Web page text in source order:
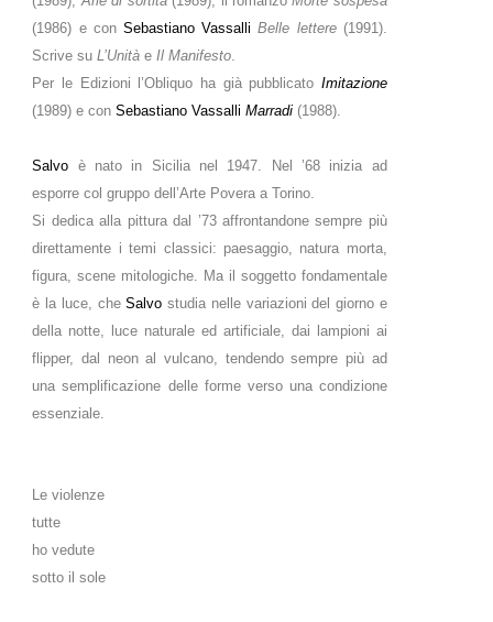
(1986) e con Sebastiano Vassalli Belle lettere(1991).
Scrive suL’Unità eIl Manifesto.
Per le Edizioni l’Obliquo ha già pubblicato Imitazione
(1989) e conSebastiano Vassalli Marradi (1988).
Salvo è nato in Sicilia nel 1947. Nel ’68 inizia ad
esporre col gruppo dell’Arte Povera a Torino.
Si dedica alla pittura dal ’73 affrontandone sempre più
direttamente i temi classici: paesaggio, natura morta,
figura, scene mitologiche. Ma il soggetto fondamentale
è la luce, cheSalvo studia nelle variazioni del giorno e
della notte, luce naturale ed artificiale, dai lampioni ai
flipper, dal neon al vulcano, tendendo sempre più ad
una semplificazione delle forme verso una condizione
essenziale.
Le violenze
tutte
ho vedute
sotto il sole